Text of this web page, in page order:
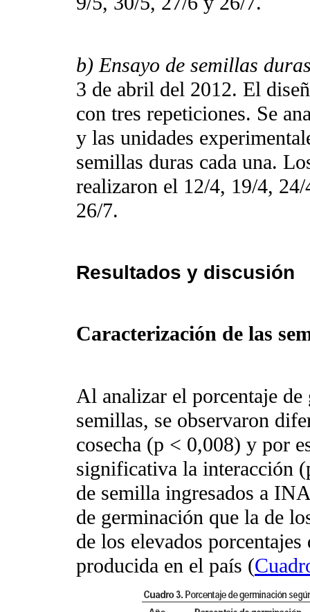
b) Ensayo de semillas
3 de abril del 2012. El
con tres repeticiones. Se
y las unidades
semillas duras cada una.
realizaron el 12/4, 19/4,
26/7.
Resultados y discusión
Caracterización de las
Al analizar el porcentaje
semillas, se observaron
cosecha (p < 0,008) y por
significativa la interacción
de semilla ingresados a
de germinación que la de
de los elevados
producida en el país (